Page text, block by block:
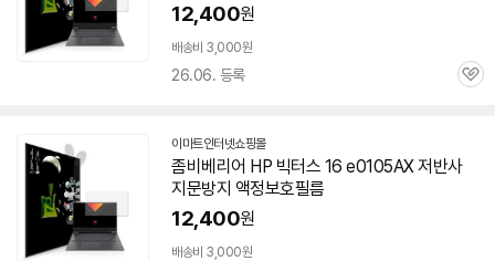
12,400원
배송비 3,000원
26.06. 등록
관
이마트인터넷쇼핑몰
좀비베리어 HP 빅터스 16 e0105AX 저반사
지문방지 액정보호필름
12,400원
배송비 3,000원